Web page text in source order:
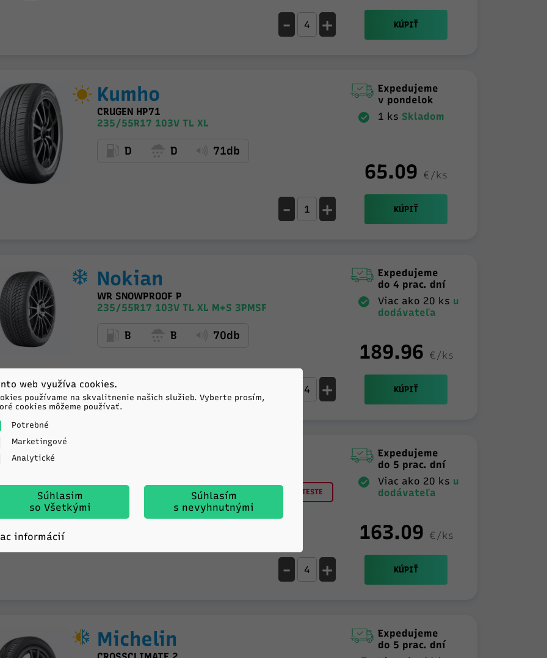
- + KÚPIŤ
Kumho
CRUGEN HP71
235/55R17 103V TL XL
D D 71db
Expedujeme
v pondelok
1 ks Skladom
65.09 €/ks
- + KÚPIŤ
Nokian
WR SNOWPROOF P
235/55R17 103V TL XL M+S 3PMSF
B B 70db
Expedujeme
do 4 prac. dní
Viac ako 20 ks u
dodávateľa
189.96 €/ks
+ KÚPIŤ
235/55R17 99H TL M+S 3PMSF
TOP 3 V TESTE
Expedujeme
do 5 prac. dní
Viac ako 20 ks u
dodávateľa
163.09 €/ks
- + KÚPIŤ
Michelin
Expedujeme
do 5 prac. dní
web využíva cookies.
používame na skvalitnenie našich služieb. Vyberte prosím,
cookies môžeme používať.
Potrebné
Marketingové
Analytické
Súhlasim
so Všetkými
Súhlasím
s nevyhnutnými
informácií